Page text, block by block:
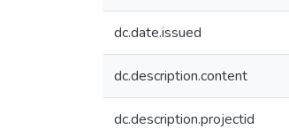
dc.date.issued
dc.description.content
dc.description.projectid